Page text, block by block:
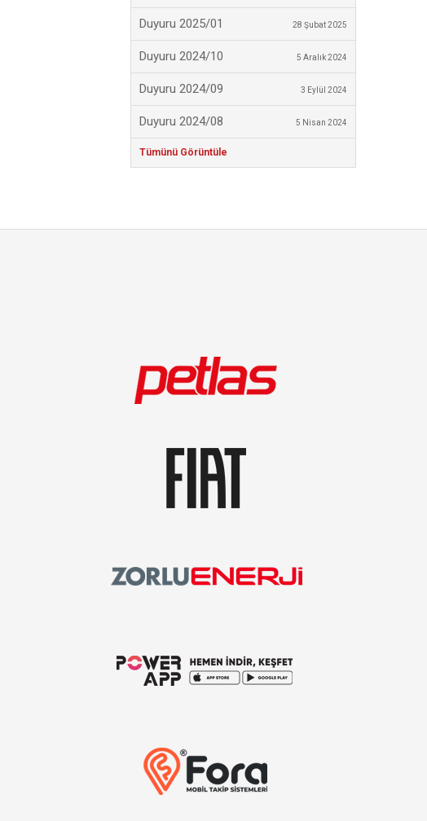
Duyuru 2025/01 28 Şubat 2025
Duyuru 2024/10 5 Aralık 2024
Duyuru 2024/09 3 Eylül 2024
Duyuru 2024/08 5 Nisan 2024
Tümünü Görüntüle